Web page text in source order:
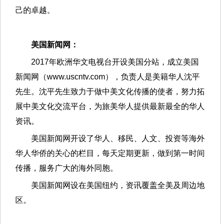
己的卓越。
美国新闻网：
2017年欧洲华文电视台开设美国分站，成立美国
新闻网（www.uscntv.com），负责人是美籍华人沈平
先生。沈平先生致力于做中美文化传播的使者，努力拓
展中美文化交流平台，为旅美华人提供最新最全的华人
资讯。
美国新闻网开设了华人、移民、人文、投资等海外
华人华侨的关心的栏目，每天定期更新，做到第一时间
传播，服务广大的海外同胞。
美国新闻网设在美国纽约，资讯覆盖全美及周边地
区。